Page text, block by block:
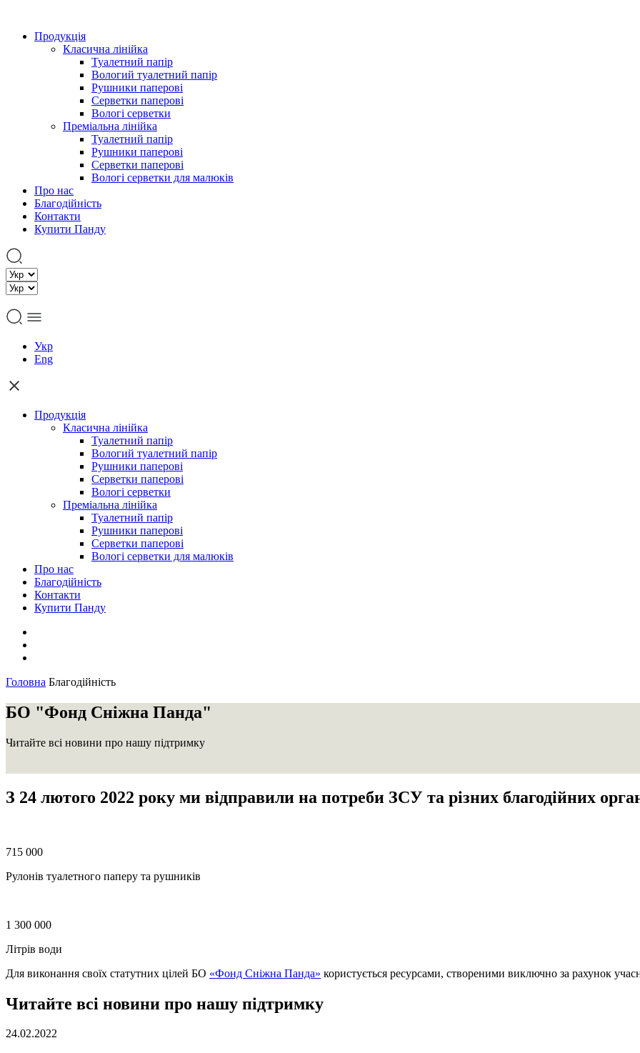
Продукція
Класична лінійка
Туалетний папір
Вологий туалетний папір
Рушники паперові
Серветки паперові
Вологі серветки
Преміальна лінійка
Туалетний папір
Рушники паперові
Cерветки паперові
Вологі серветки для малюків
Про нас
Благодійність
Контакти
Купити Панду
Укр
Eng
Продукція
Класична лінійка
Туалетний папір
Вологий туалетний папір
Рушники паперові
Серветки паперові
Вологі серветки
Преміальна лінійка
Туалетний папір
Рушники паперові
Cерветки паперові
Вологі серветки для малюків
Про нас
Благодійність
Контакти
Купити Панду
Головна Благодійність
БО "Фонд Сніжна Панда"
Читайте всі новини про нашу підтримку
З 24 лютого 2022 року ми відправили на потреби ЗСУ та різних благодійних
715 000
Рулонів туалетного паперу та рушників
1 300 000
Літрів води
Для виконання своїх статутних цілей БО «Фонд Сніжна Панда» користується ресурсами, створеними виключно за рахунок
Читайте всі новини про нашу підтримку
24.02.2022